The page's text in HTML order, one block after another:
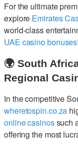
For the ultimate
explore Emirates
world-class
UAE casino bonuses!
🌍 South
Regional
In the competitive
wheretospin.co.za
online casinossuch
offering the most